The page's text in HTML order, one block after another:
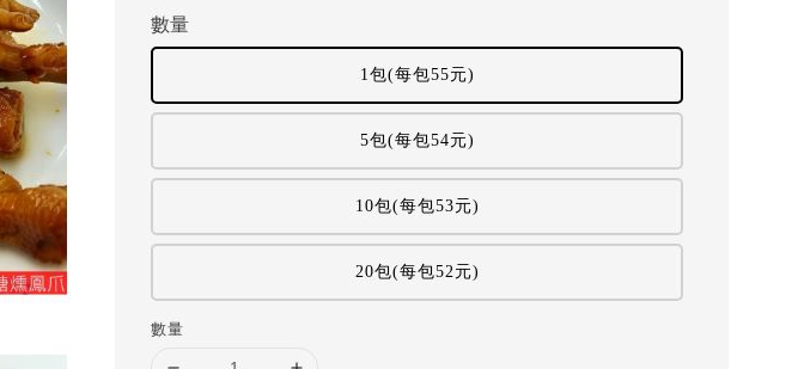
數量
1包(每包55元)
5包(每包54元)
10包(每包53元)
20包(每包52元)
數量